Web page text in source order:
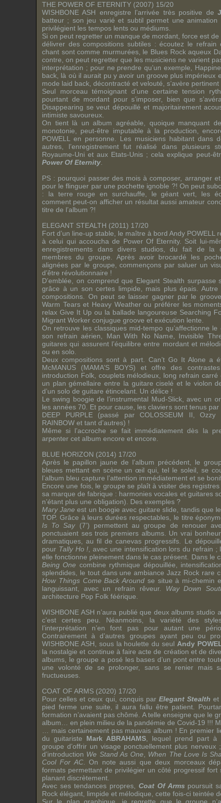
THE POWER OF ETERNITY (2007) 15/20
WISHBONE ASH enregistre l’arrivée très positive de
batteur ; son jeu varié et subtil permet une animation
privilégient les tempos lents ou médiums.
Si on peut regretter un manque de mordant, force est
délivrer des compositions subtiles : écoutez le refrain
chant sont comme murmurées, le Blues Rock aqueux
contre, on peut regretter que les musiciens ne varient
interprétation ; pour ne prendre qu’un exemple,
back, là où il aurait pu y avoir un groove plus impérieux
mode laid back, décontracté et velouté, s’avère
Seul morceau témoignant d’une certaine tension
pourtant de mordant pour s’imposer, bien que
Disappearing se veut dépouillé et majoritairement
intimiste savoureux.
On tient là un album agréable, quoique manquant
monotonie, peut-être imputable à la production,
POWELL en personne. Les musiciens habitant dans
autres, l’enregistrement fut réalisé dans plusieurs
Royaume-Uni et aux Etats-Unis ; cela explique peut-
Power Of Eternity
PS : pourquoi passer des mois à composer, arranger
pour le flinguer par une pochette ignoble ?! On peut
: la terre rouge en surchauffe, le géant vert, les
comment peut-on afficher un résultat aussi amateur
titre de l’album ?!
ELEGANT STEALTH (2011) 17/20
Fort d’un line-up stable, le maître à bord Andy POWELL
à celui qui accoucha de Power Of Eternity. Soit lui-
enregistrements dans divers studios, du fait de la
membres du groupe. Après avoir brocardé les
alignées par le groupe, commençons par saluer un
d’être révolutionnaire !
D’emblée, on comprend que Elegant Stealth surpasse
grâce à un son certes limpide, mais plus épais.
compositions. On peut se laisser gagner par le
Warm Tears et Heavy Weather ou préférer les
relax Give It Up ou la ballade langoureuse Searching
Migrant Worker conjugue groove et exécution lente.
On retrouve les classiques mid-tempo qu’affectionne
son refrain aérien, Man With No Name, Invisible
guitares qui assurent l’équilibre entre mordant et
ou en solo.
Deux compositions sont à part. Can’t Go It Alone a
McMANUS (MAMA’S BOYS) et offre des
introduction Folk, couplets mélodieux, long refrain
un plan gémellaire entre la guitare ciselé et le violon
d’un solo de guitare étincelant. Un délice !
Le swing boogie de l’instrumental Mud-Slick, avec un
les années 70. Et pour cause, les claviers sont tenus
DEEP PURPLE (passé par COLOSSEUM II, Ozzy
RAINBOW et tant d’autres) !
Même si l’accroche se fait immédiatement dès la
arpenter cet album encore et encore.
BLUE HORIZON (2014) 17/20
Après le papillon jaune de l’album précédent, le
bleues mettant en scène un œil qui, tel le soleil, se
l’album bleu capture l’attention immédiatement et se
Encore une fois, le groupe se plaît à visiter des
sa marque de fabrique : harmonies vocales et guitares
n’étant plus une obligation). Des exemples ?
Mary Jane est un boogie avec guitare slide, tandis que
TOP. Grâce à leurs durées respectables, le titre
Is To Say(7’) permettent au groupe de renouer
ponctuaient ses trois premiers albums. Un vrai
dramatiques, au fil de canevas progressifs. Le
pour Tally Ho ! , avec une intensification lors du refrain
elle fonctionne pleinement dans le cas présent. Dans le
Being One combine rythmique dépouillée,
splendides, le tout dans une ambiance Jazz Rock rare
How Things Come Back Around se situe à mi-chemin
languissant, avec un refrain rêveur. Way Down
architecture Pop Folk féérique.
WISHBONE ASH n’aura publié que deux albums studio
c’est certes peu. Néanmoins, la variété des
l’interprétation n’en font pas pour autant une
Contrairement à d’autres groupes ayant peu ou
WISHBONE ASH , sous la houlette du seul Andy
la nostalgie et continue à faire acte de création et de
albums, le groupe a posé les bases d’un pont entre
une volonté de se prolonger, sans se renier mais
fructueuses.
COAT OF ARMS (2020) 17/20
Pour celles et ceux qui, conquis parElegant Stealth
pied ferme une suite, il aura fallu être patient.
formation n’avaient pas chômé. A telle enseigne que le
album… en plein milieu de la pandémie de Covid-19 !!!
… mais certainement pas mauvais album ! En premier
du guitariste Mark ABRAHAMS , lequel prend part
groupe d’offrir un visage ponctuellement plus
d’introduction We Stand As One
When The Love Is
Cool For AC. On note aussi que deux morceaux
formats permettant de privilégier un côté progressif fort
planant discrètement.
Avec ses tendances propres, Coat Of Arms poursuit
Rock élégant, limpide et mélodique, cette fois-ci teintée